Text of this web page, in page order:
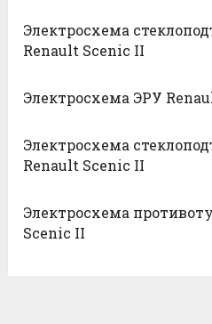
Электросхема
Renault Scenic II
Электросхема ЭРУ
Электросхема
Renault Scenic II
Электросхема
Scenic II